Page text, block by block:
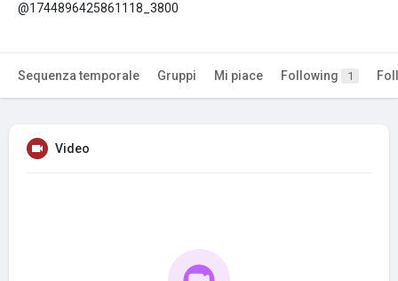
@1744896425861118_3800
Sequenza temporale Gruppi Mi piace Following 1
Video